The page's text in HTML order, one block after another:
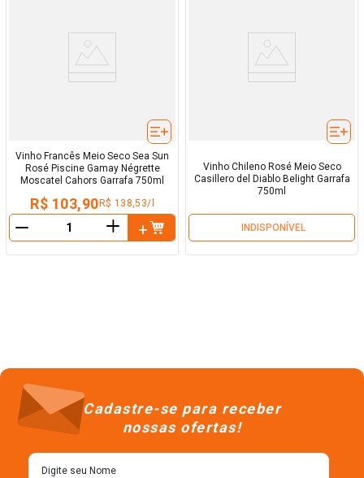
Vinho Francês Meio Seco Sea Sun
Rosé Piscine Gamay Négrette
Moscatel Cahors Garrafa 750ml
R$ 103,90 R$ 138,53/l
＋
Vinho Chileno Rosé Meio Seco
Casillero del Diablo Belight Garrafa
750ml
INDISPONÍVEL
Cadastre-se para receber
nossas ofertas!